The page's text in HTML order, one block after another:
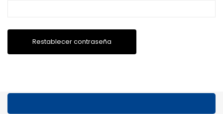
Restablecer contraseña